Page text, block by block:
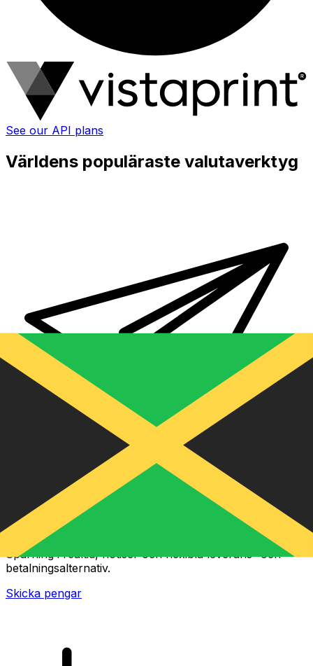
See our API plans
Världens populäraste valutaverktyg
XE Internationella valutaöverföringar
Skicka pengar online snabbt, säkert och enkelt.
Spårning i realtid, notiser och flexibla leverans- och
betalningsalternativ.
Skicka pengar